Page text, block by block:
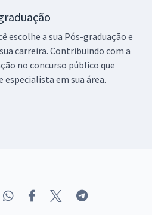
escolhe a sua Pós-graduação e
carreira. Contribuindo com a
no concurso público que
em sua área.